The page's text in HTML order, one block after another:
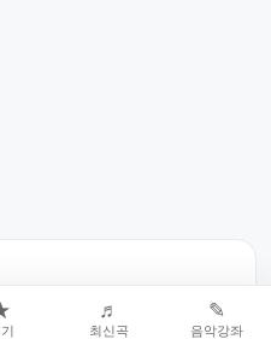
곳에서 찾을 수 있는 음악 정보
♬
최신곡
✎
음악강좌